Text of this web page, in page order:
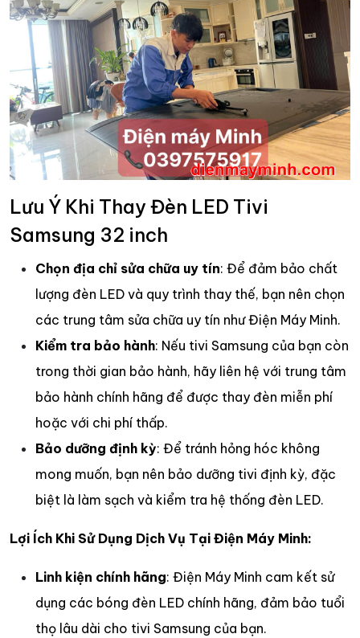
Lưu Ý Khi Thay Đèn LED Tivi
Samsung 32 inch
Chọn địa chỉ sửa chữa uy tín: Để đảm bảo chất
lượng đèn LED và quy trình thay thế, bạn nên chọn
các trung tâm sửa chữa uy tín như Điện Máy Minh.
Kiểm tra bảo hành: Nếu tivi Samsung của bạn còn
trong thời gian bảo hành, hãy liên hệ với trung tâm
bảo hành chính hãng để được thay đèn miễn phí
hoặc với chi phí thấp.
Bảo dưỡng định kỳ: Để tránh hỏng hóc không
mong muốn, bạn nên bảo dưỡng tivi định kỳ, đặc
biệt là làm sạch và kiểm tra hệ thống đèn LED.
Lợi Ích Khi Sử Dụng Dịch Vụ Tại Điện Máy Minh:
Linh kiện chính hãng: Điện Máy Minh cam kết sử
dụng các bóng đèn LED chính hãng, đảm bảo tuổi
thọ lâu dài cho tivi Samsung của bạn.